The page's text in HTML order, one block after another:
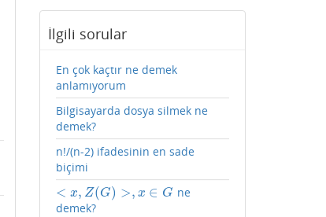
İlgili sorular
En çok kaçtır ne demek
anlamıyorum
Bilgisayarda dosya silmek ne
demek?
n!/(n-2) ifadesinin en sade
biçimi
< x, Z(G) >, x ∈ G
<x Z(G)>,x∈G
ne
demek?